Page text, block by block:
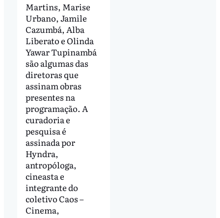
Martins, Marise
Urbano, Jamile
Cazumbá, Alba
Liberato e Olinda
Yawar Tupinambá
são algumas das
diretoras que
assinam obras
presentes na
programação. A
curadoria e
pesquisa é
assinada por
Hyndra,
antropóloga,
cineasta e
integrante do
coletivo Caos –
Cinema,